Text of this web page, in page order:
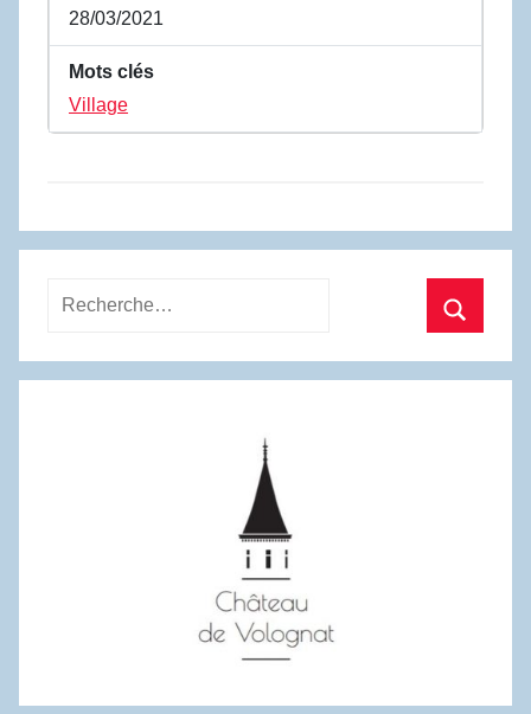
28/03/2021
Mots clés
Village
Recherche
: